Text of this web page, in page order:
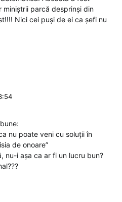
parcă desprinși din
Nici cei puși de ei ca șefi nu
nu poate veni cu soluții în
de onoare”
nu-i așa ca ar fi un lucru bun?